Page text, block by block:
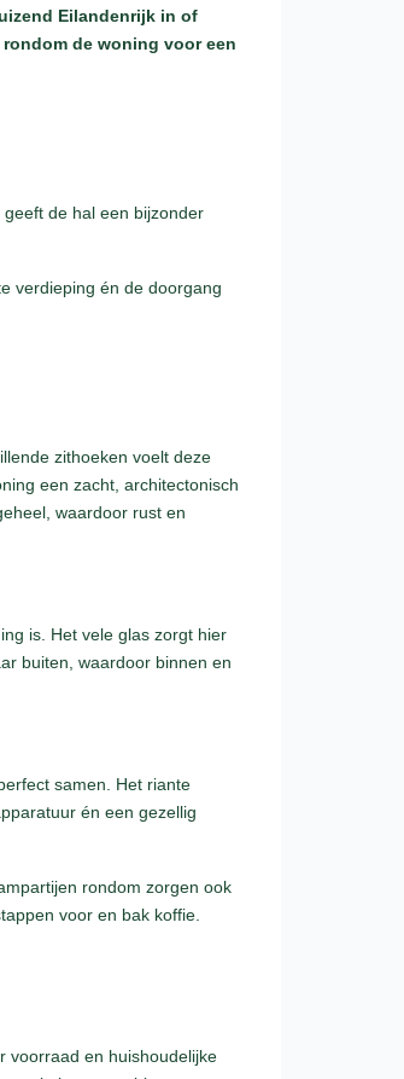
Eilandenrijk in of
de woning voor een
de hal een bijzonder
verdieping én de doorgang
zithoeken voelt deze
een zacht, architectonisch
waardoor rust en
is. Het vele glas zorgt hier
buiten, waardoor binnen en
samen. Het riante
én een gezellig
rondom zorgen ook
voor en bak koffie.
voorraad en huishoudelijke